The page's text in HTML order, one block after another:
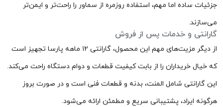
جزئیات ساده اما مهم، استفاده روزمره از سماور را راحت‌تر و ایمن‌تر
می‌سازند.
گارانتی و خدمات پس از فروش
از دیگر مزیت‌های مهم این محصول، گارانتی ۱۲ ماهه پارسا تجهیز است
که خیال خریداران را از بابت کیفیت قطعات و دوام دستگاه راحت می‌کند.
این گارانتی شامل المنت، بدنه و قطعات فنی است و در صورت بروز
هرگونه ایراد، پشتیبانی سریع و مطمئن ارائه می‌شود.